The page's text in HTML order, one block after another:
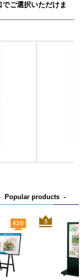
ご選択いただけま
Popular products